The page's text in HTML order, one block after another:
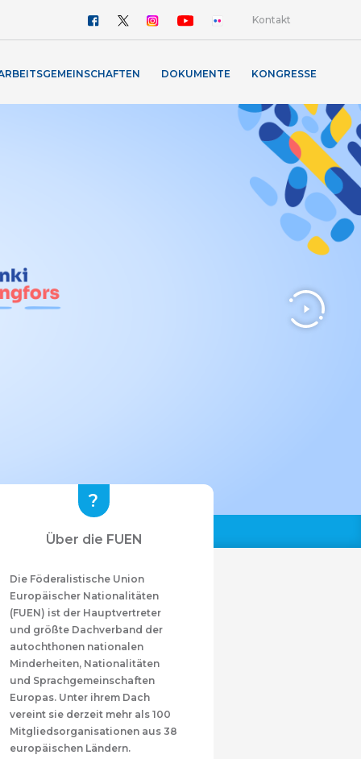
Kontakt
DOKUMENTE KONGRESSE
Über die FUEN
Die Föderalistische Union
Europäischer Nationalitäten
(FUEN) ist der Hauptvertreter
und größte Dachverband der
autochthonen nationalen
Minderheiten, Nationalitäten
und Sprachgemeinschaften
Europas. Unter ihrem Dach
vereint sie derzeit mehr als 100
Mitgliedsorganisationen aus 38
europäischen Ländern.